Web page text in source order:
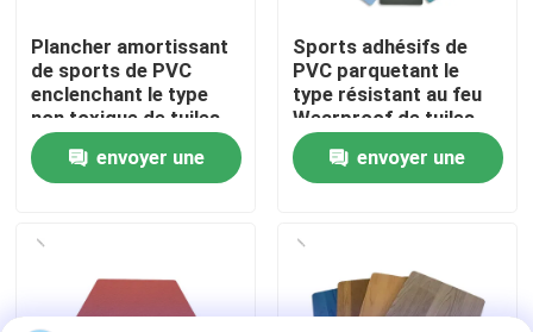
Nous contacter
Nouvelles
Cas
Demander un devis
Plancher amortissant
de sports de PVC
enclenchant le type
non toxique de tuiles
envoyer une
Sports adhésifs de
PVC parquetant le
type résistant au feu
Wearproof de tuiles
envoyer une